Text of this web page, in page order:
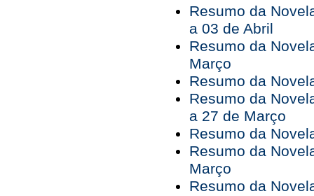
Resumo da
a 03 de Abril
Resumo da
Março
Resumo da
Resumo da
a 27 de Março
Resumo da
Resumo da
Março
Resumo da